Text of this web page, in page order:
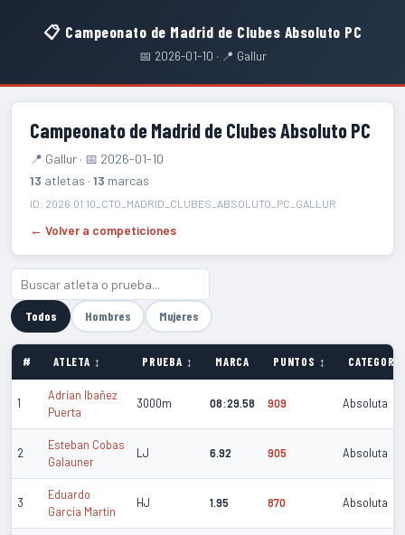
📋 Campeonato de Madrid de Clubes Absoluto PC
📅 2026-01-10 · 📍 Gallur
Campeonato de Madrid de Clubes Absoluto PC
📍 Gallur · 📅 2026-01-10
13 atletas · 13 marcas
ID: 2026.01.10_CTO_MADRID_CLUBES_ABSOLUTO_PC_GALLUR
← Volver a competiciones
Todos Hombres Mujeres
# ATLETA ↕ PRUEBA ↕ MARCA PUNTOS ↕
1
Adrian Ibañez
Puerta
3000m 08:29.58 909 Absoluta
2
Esteban Cobas
Galauner
LJ 6.92 905 Absoluta
3
Eduardo
Garcia Martin
HJ 1.95 870 Absoluta